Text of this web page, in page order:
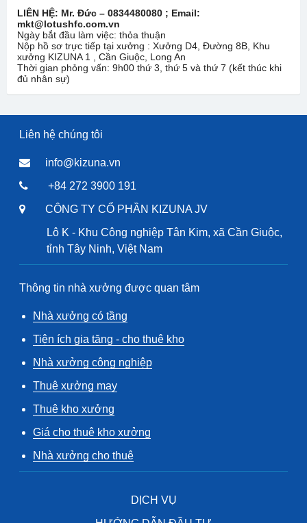
LIÊN HỆ: Mr. Đức – 0834480080 ; Email:
mkt@lotushfc.com.vn
Ngày bắt đầu làm việc: thỏa thuận
Nộp hồ sơ trực tiếp tại xưởng : Xưởng D4, Đường 8B, Khu
xưởng KIZUNA 1 , Cần Giuộc, Long An
Thời gian phỏng vấn: 9h00 thứ 3, thứ 5 và thứ 7 (kết thúc khi
đủ nhân sự)
Liên hệ chúng tôi
info@kizuna.vn
+84 272 3900 191
CÔNG TY CỔ PHẦN KIZUNA JV
Lô K - Khu Công nghiệp Tân Kim, xã Cần Giuộc,
tỉnh Tây Ninh, Việt Nam
Thông tin nhà xưởng được quan tâm
Nhà xưởng có tầng
Tiện ích gia tăng - cho thuê kho
Nhà xưởng công nghiệp
Thuê xưởng may
Thuê kho xưởng
Giá cho thuê kho xưởng
Nhà xưởng cho thuê
DỊCH VỤ